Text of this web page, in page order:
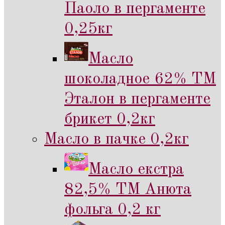
Паоло в пергаменте
0,25кг
Масло
шоколадное 62% ТМ
Эталон в пергаменте
брикет 0,2кг
Масло в пачке 0,2кг
Масло екстра
82,5% ТМ Анюта
фольга 0,2 кг